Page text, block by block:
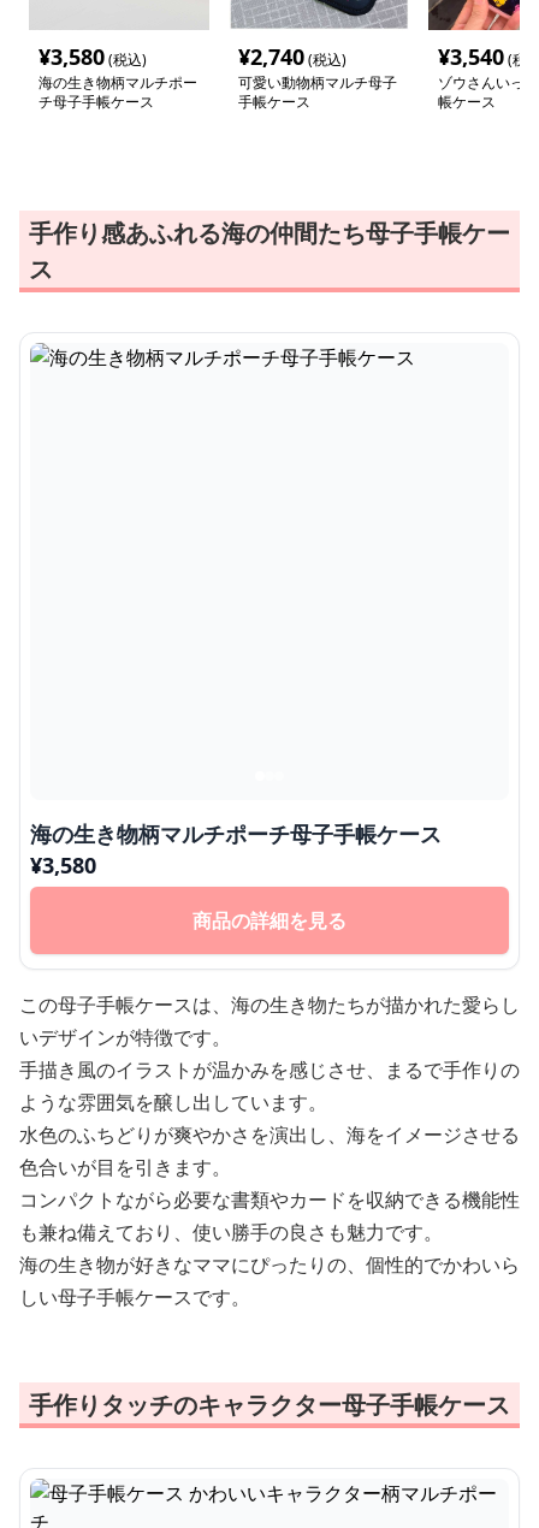
¥3,580(税込)
海の生き物柄マルチポー
チ母子手帳ケース
¥2,740(税込)
可愛い動物柄マルチ母子
手帳ケース
¥3,540(税
ゾウさんいっ
帳ケース
手作り感あふれる海の仲間たち母子手帳ケー
ス
海の生き物柄マルチポーチ母子手帳ケース
¥3,580
商品の詳細を見る
この母子手帳ケースは、海の生き物たちが描かれた愛らし
いデザインが特徴です。
手描き風のイラストが温かみを感じさせ、まるで手作りの
ような雰囲気を醸し出しています。
水色のふちどりが爽やかさを演出し、海をイメージさせる
色合いが目を引きます。
コンパクトながら必要な書類やカードを収納できる機能性
も兼ね備えており、使い勝手の良さも魅力です。
海の生き物が好きなママにぴったりの、個性的でかわいら
しい母子手帳ケースです。
手作りタッチのキャラクター母子手帳ケース